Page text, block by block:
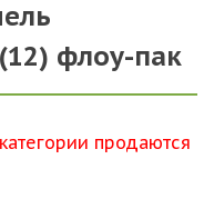
флоу-пак
продаются